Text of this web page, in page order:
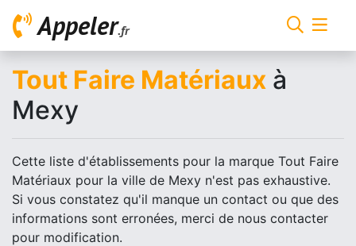
Appeler.fr
Tout Faire Matériaux à
Mexy
Cette liste d'établissements pour la marque Tout Faire
Matériaux pour la ville de Mexy n'est pas exhaustive.
Si vous constatez qu'il manque un contact ou que des
informations sont erronées, merci de nous contacter
pour modification.